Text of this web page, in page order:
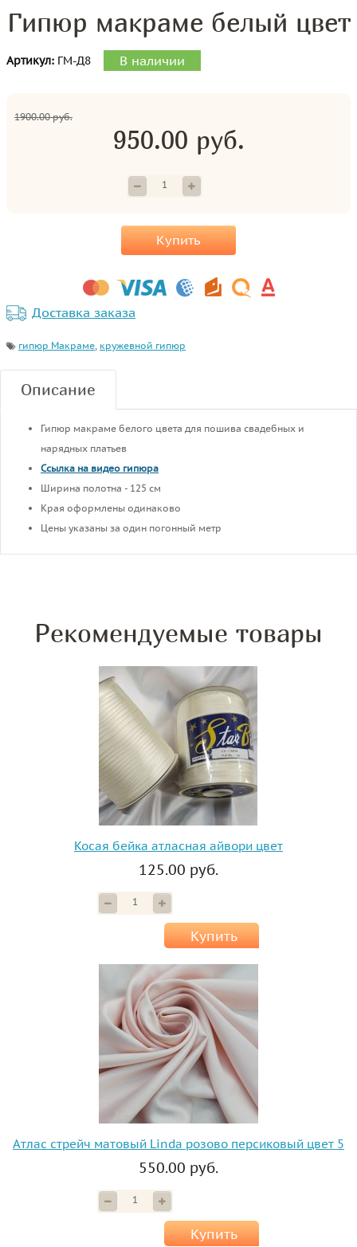
Гипюр макраме белый цвет
Артикул: ГМ-Д8 В наличии
1900.00 руб.
950.00 руб.
Купить
Доставка заказа
гипюр Макраме, кружевной гипюр
Описание
Гипюр макраме белого цвета для пошива свадебных и
нарядных платьев
Ссылка на видео гипюра
Ширина полотна - 125 см
Края оформлены одинаково
Цены указаны за один погонный метр
Рекомендуемые товары
Косая бейка атласная айвори цвет
125.00 руб.
Купить
Атлас стрейч матовый Linda розово персиковый цвет 5
550.00 руб.
Купить